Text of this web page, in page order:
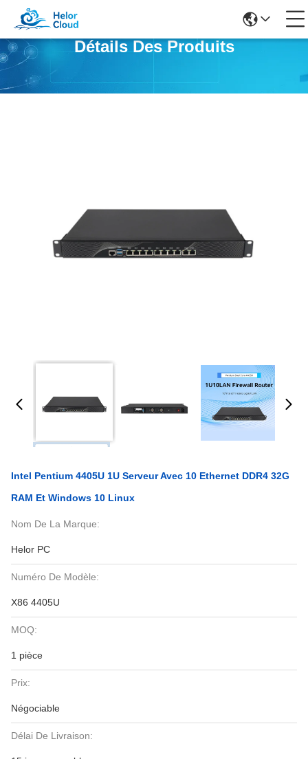
Détails Des Produits
Intel Pentium 4405U 1U Serveur Avec 10 Ethernet DDR4 32G
RAM Et Windows 10 Linux
Nom De La Marque:
Helor PC
Numéro De Modèle:
X86 4405U
MOQ:
1 pièce
Prix:
Négociable
Délai De Livraison: